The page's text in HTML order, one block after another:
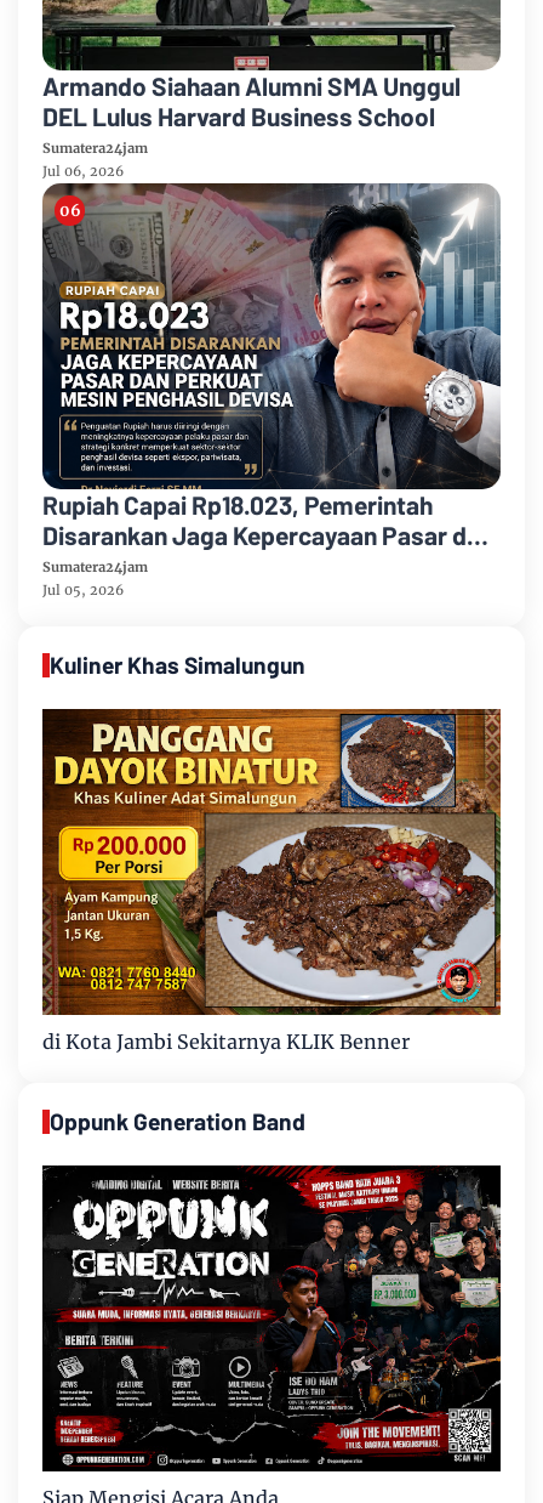
Armando Siahaan Alumni SMA Unggul
DEL Lulus Harvard Business School
Sumatera24jam
Jul 06, 2026
Rupiah Capai Rp18.023, Pemerintah
Disarankan Jaga Kepercayaan Pasar dan
Perkuat Mesin Penghasil Devisa
Sumatera24jam
Jul 05, 2026
Kuliner Khas Simalungun
di Kota Jambi Sekitarnya KLIK Benner
Oppunk Generation Band